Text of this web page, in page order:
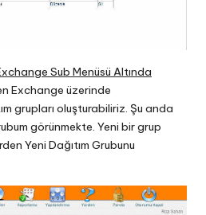
Sub Menüsü Altında
Exchange üzerinde
grupları oluşturabiliriz. Şu anda
görünmekte. Yeni bir grup
Yeni Dağıtım Grubunu